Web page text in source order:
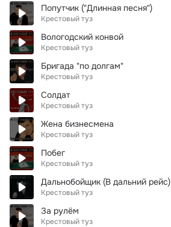
Попутчик ("Длинная песня")
Крестовый туз
Вологодский конвой
Крестовый туз
Бригада "по долгам"
Крестовый туз
Солдат
Крестовый туз
Жена бизнесмена
Крестовый туз
Побег
Крестовый туз
Дальнобойщик (В дальний рейс)
Крестовый туз
За рулём
Крестовый туз